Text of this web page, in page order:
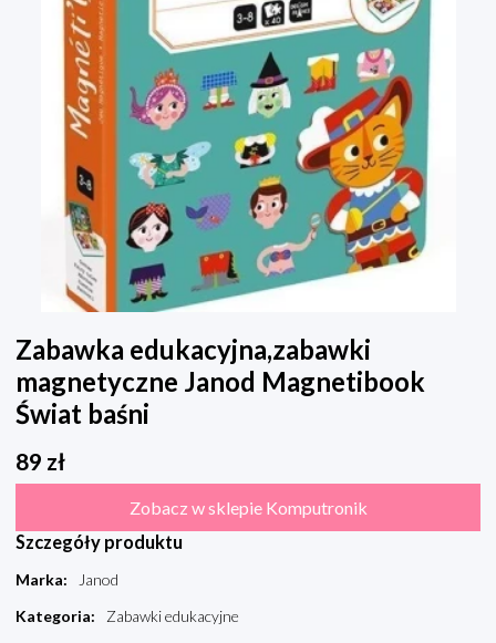
Zabawka edukacyjna,zabawki
magnetyczne Janod Magnetibook
Świat baśni
89 zł
Zobacz w sklepie Komputronik
Szczegóły produktu
Marka:
Janod
Kategoria:
Zabawki edukacyjne